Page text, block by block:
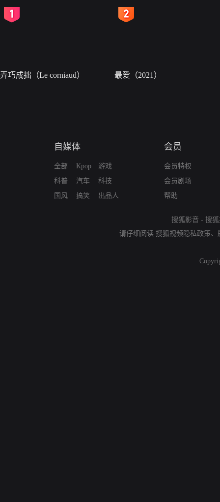
弄巧成拙（Le corniaud） 最爱（2021）
自媒体
全部
科普
国风
Kpop
汽车
搞笑
游戏
科技
出品人
会员
会员特权
会员剧场
帮助
搜狐影音 - 搜
请仔细阅读 搜狐视频隐私政策、